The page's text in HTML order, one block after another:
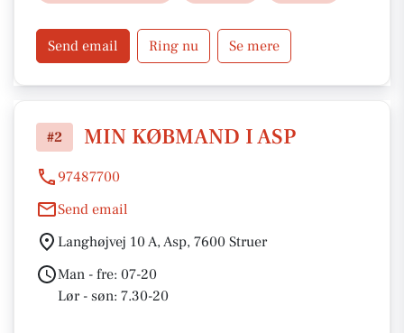
Send email Ring nu Se mere
#2 MIN KØBMAND I ASP
97487700
Send email
Langhøjvej 10 A, Asp, 7600 Struer
Man - fre: 07-20
Lør - søn: 7.30-20